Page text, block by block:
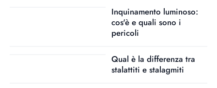
Inquinamento luminoso:
cos'è e quali sono i
pericoli
Qual è la differenza tra
stalattiti e stalagmiti